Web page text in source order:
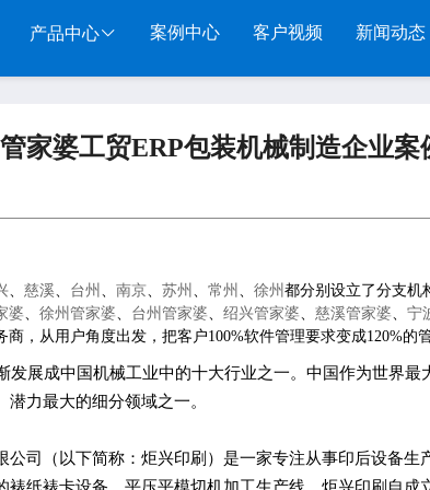
产品中心
装DRP
装普及版
SAAS
千方百剂医药药械
管家婆皮革布匹
管家婆五金建材
管家婆全渠道
管家婆易会员
有赞商城O2O
SAAS
物联通客户通
管
物
美
管
案例中心 客户视频 新闻动态
家婆工贸ERP包装机械制造企业案
、 慈溪、 台州 、 南京、 苏州 、 常州 、 徐州 都分别设立了分支机
婆、 徐州管家婆、 台州管家婆、 绍兴管家婆、 慈溪管家婆、 宁
，从用户角度出发，把客户100%软件管理要求变成120%的
发展成中国机械工业中的十大行业之一。中国作为世界最
力最大的细分领域之一。
公司（以下简称：炬兴印刷）是一家专注从事印后设备生
裱纸裱卡设备，平压平模切机加工生产线。炬兴印刷自成